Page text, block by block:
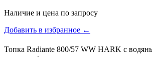
Наличие и цена по запросу
Добавить в избранное ←
Топка Radiante 800/57 WW HARK с